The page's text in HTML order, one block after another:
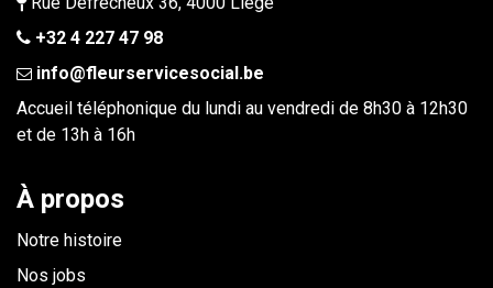
+32 4 227 47 98
info@fleurservicesocial.be​
Accueil téléphonique du lundi au vendredi de 8h30 à 12h30
et de 13h à 16h
À propos
Notre histoire
Nos jobs